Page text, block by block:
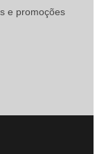
e promoções